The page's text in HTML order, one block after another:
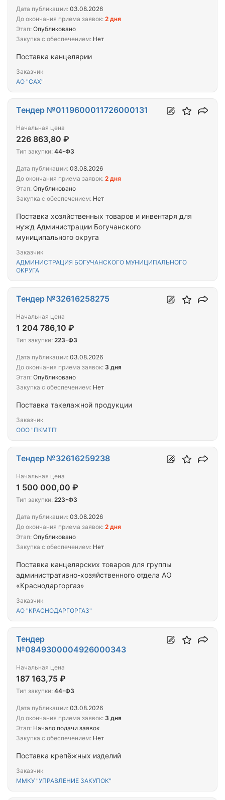
Поставка канцелярии
Заказчик
АО "САХ"
Дата публикации: 03.08.2026
До окончания приема заявок: 2 дня
Этап: Опубликовано
Закупка с обеспечением: Нет
Поставка хозяйственных товаров и инвентаря для
нужд Администрации Богучанского
муниципального округа
Заказчик
АДМИНИСТРАЦИЯ БОГУЧАНСКОГО МУНИЦИПАЛЬНОГО
ОКРУГА
Тендер №0119600011726000131
Начальная цена
226 863,80 ₽
Тип закупки: 44-ФЗ
Дата публикации: 03.08.2026
До окончания приема заявок: 2 дня
Этап: Опубликовано
Закупка с обеспечением: Нет
Поставка такелажной продукции
Заказчик
ООО "ПКМТП"
Тендер №32616258275
Начальная цена
1 204 786,10 ₽
Тип закупки: 223-ФЗ
Дата публикации: 03.08.2026
До окончания приема заявок: 3 дня
Этап: Опубликовано
Закупка с обеспечением: Нет
Поставка канцелярских товаров для группы
административно-хозяйственного отдела АО
«Краснодаргоргаз»
Заказчик
АО "КРАСНОДАРГОРГАЗ"
Тендер №32616259238
Начальная цена
1 500 000,00 ₽
Тип закупки: 223-ФЗ
Дата публикации: 03.08.2026
До окончания приема заявок: 2 дня
Этап: Опубликовано
Закупка с обеспечением: Нет
Поставка крепёжных изделий
Заказчик
ММКУ "УПРАВЛЕНИЕ ЗАКУПОК"
Тендер
№0849300004926000343
Начальная цена
187 163,75 ₽
Тип закупки: 44-ФЗ
Дата публикации: 03.08.2026
До окончания приема заявок: 3 дня
Этап: Начало подачи заявок
Закупка с обеспечением: Нет